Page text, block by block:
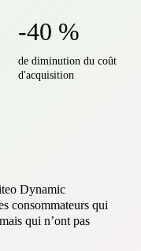
-40 %
de diminution du coût
d'acquisition
Dynamic
consommateurs qui
qui n’ont pas